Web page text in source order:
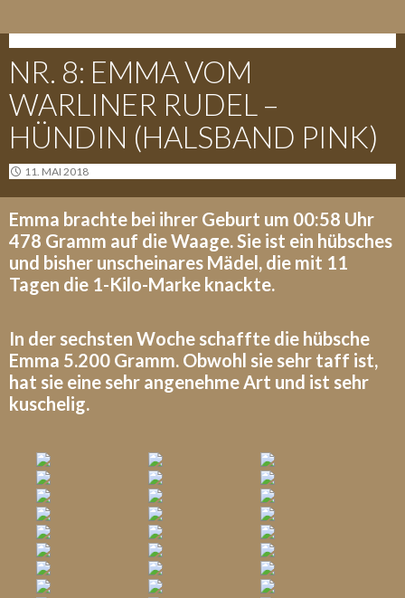
NR. 8: EMMA VOM
WARLINER RUDEL –
HÜNDIN (HALSBAND PINK)
11. MAI 2018
Emma brachte bei ihrer Geburt um 00:58 Uhr
478 Gramm auf die Waage. Sie ist ein hübsches
und bisher unscheinares Mädel, die mit 11
Tagen die 1-Kilo-Marke knackte.
In der sechsten Woche schaffte die hübsche
Emma 5.200 Gramm. Obwohl sie sehr taff ist,
hat sie eine sehr angenehme Art und ist sehr
kuschelig.